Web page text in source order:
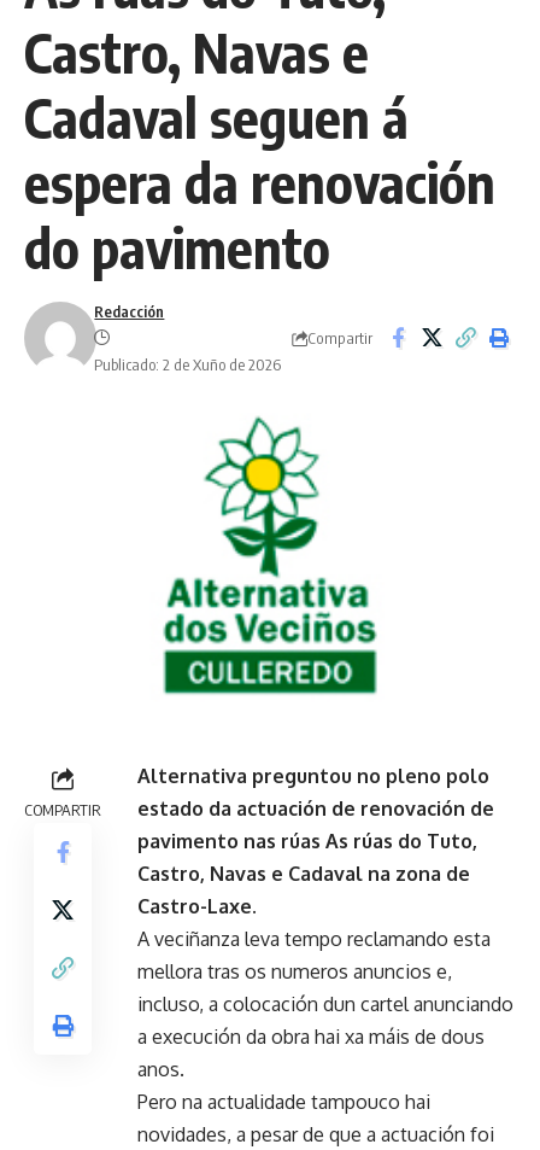
Castro, Navas e
Cadaval seguen á
espera da renovación
do pavimento
Redacción
Publicado: 2 de Xuño de 2026
Compartir
COMPARTIR
Alternativa preguntou no pleno polo
estado da actuación de renovación de
pavimento nas rúas As rúas do Tuto,
Castro, Navas e Cadaval na zona de
Castro-Laxe.
A veciñanza leva tempo reclamando esta
mellora tras os numeros anuncios e,
incluso, a colocación dun cartel anunciando
a execución da obra hai xa máis de dous
anos.
Pero na actualidade tampouco hai
novidades, a pesar de que a actuación foi